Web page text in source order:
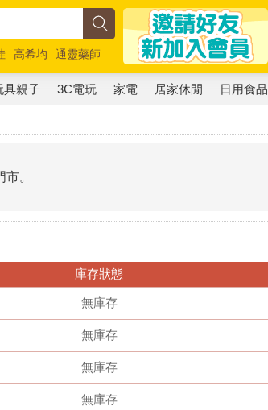
高希均
通靈藥師
具親子 3C電玩 家電 居家休閒 日用食品
。
庫存狀態
無庫存
無庫存
無庫存
無庫存